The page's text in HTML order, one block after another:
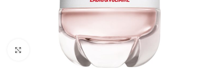
Click to enlarge